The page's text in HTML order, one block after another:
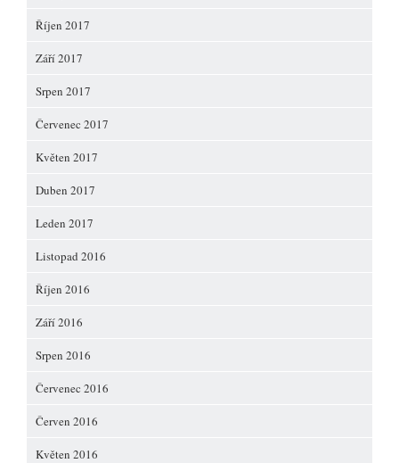
Říjen 2017
Září 2017
Srpen 2017
Červenec 2017
Květen 2017
Duben 2017
Leden 2017
Listopad 2016
Říjen 2016
Září 2016
Srpen 2016
Červenec 2016
Červen 2016
Květen 2016